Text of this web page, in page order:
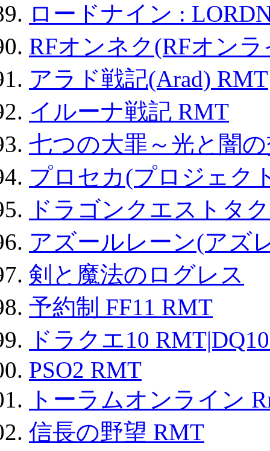
ロードナイン :
RFオンネク(RFオン
アラド戦記(Arad) RMT
イルーナ戦記 RMT
七つの大罪～光と闇
プロセカ(プロジェク
ドラゴンクエストタ
アズールレーン(アズ
剣と魔法のログレス
予約制 FF11 RMT
ドラクエ10
PSO2 RMT
トーラムオンライン
信長の野望 RMT